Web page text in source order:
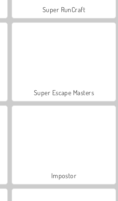
Super RunCraft
Super Escape Masters
Impostor